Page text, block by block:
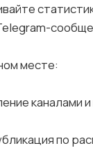
месте:
каналами
по